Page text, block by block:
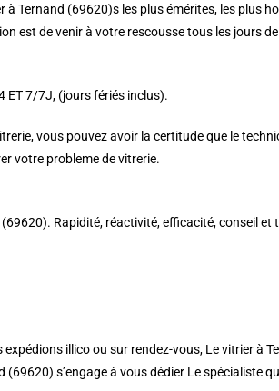
Ternand (69620)s les plus émérites, les plus
est de venir à votre rescousse tous les jours de
ET 7/7J, (jours fériés inclus).
vous pouvez avoir la certitude que le
votre probleme de vitrerie.
Rapidité, réactivité, efficacité, conseil
illico ou sur rendez-vous, Le vitrier à
s’engage à vous dédier Le spécialiste